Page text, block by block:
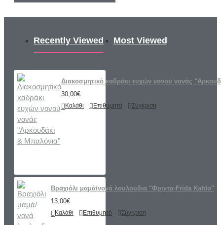
Recently Viewed Most Viewed
Διακοσμητικό καδράκι ευχών νονού νονάς
30,00€
Καλάθι Επιθυμητό Σύγκριση
Βραχιόλι μαμά/νονά λουλουδια "Φριντα-Frida Kahlo"
13,00€
Καλάθι Επιθυμητό Σύγκριση